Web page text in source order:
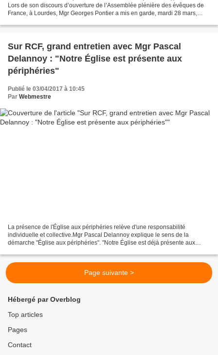
Lors de son discours d’ouverture de l’Assemblée plénière des évêques de
France, à Lourdes, Mgr Georges Pontier a mis en garde, mardi 28 mars,
Sur RCF, grand entretien avec Mgr Pascal
Delannoy : "Notre Église est présente aux
périphéries"
Publié le 03/04/2017 à 10:45
Par Webmestre
La présence de l'Église aux périphéries relève d'une responsabilité
individuelle et collective.Mgr Pascal Delannoy explique le sens de la
démarche "Église aux périphéries". "Notre Église est déjà présente aux
Page suivante >
Hébergé par Overblog
Top articles
Pages
Contact